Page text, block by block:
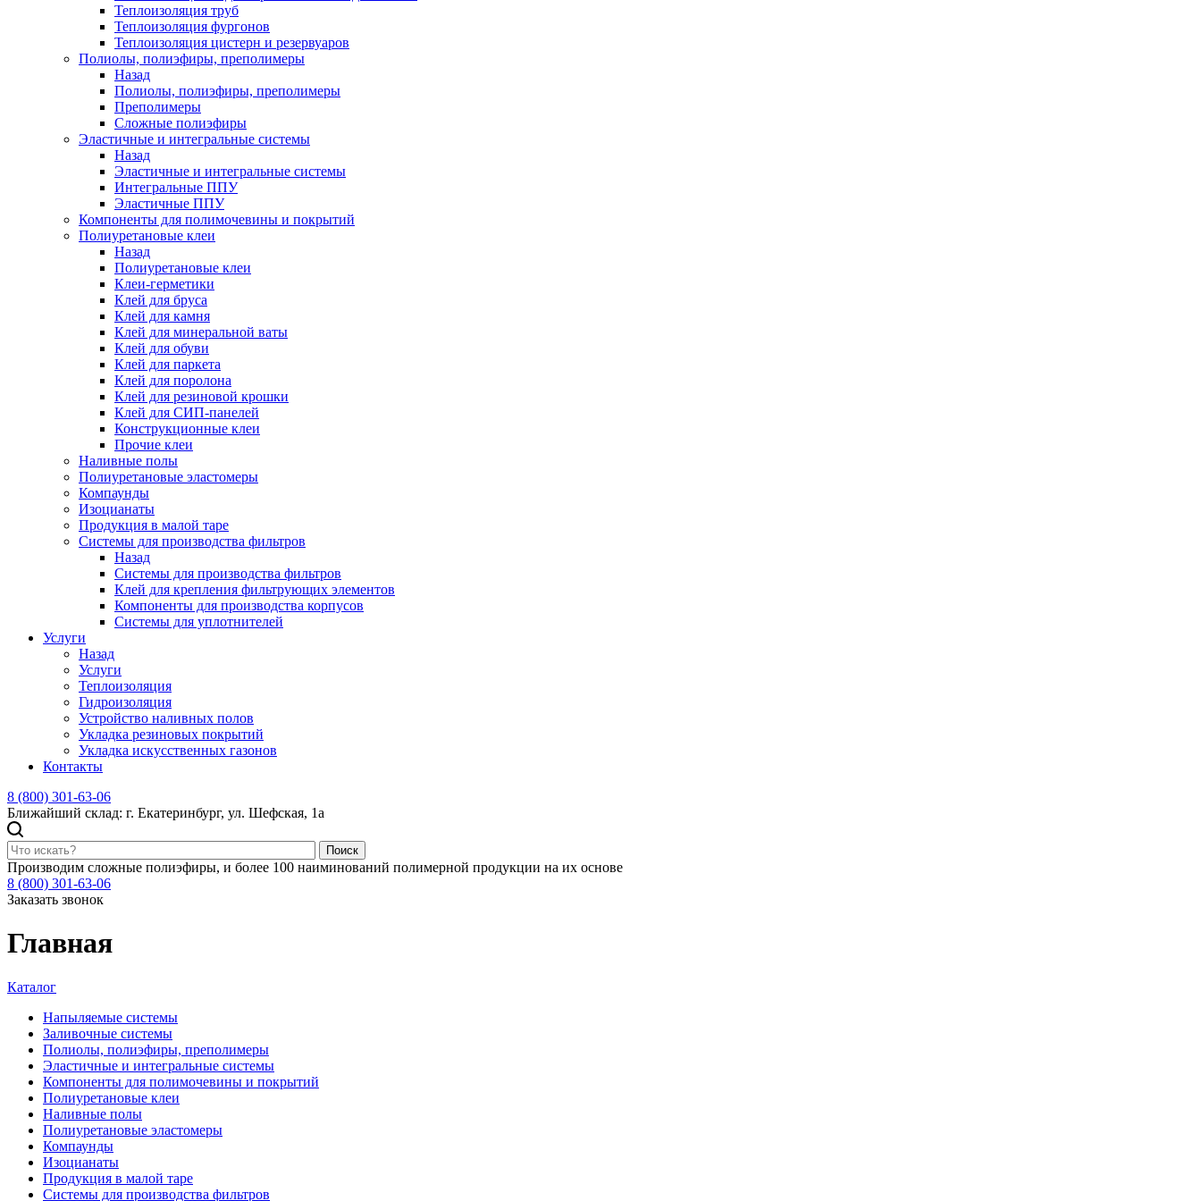
Теплоизоляция труб
Теплоизоляция фургонов
Теплоизоляция цистерн и резервуаров
Полиолы, полиэфиры, преполимеры
Назад
Полиолы, полиэфиры, преполимеры
Преполимеры
Сложные полиэфиры
Эластичные и интегральные системы
Назад
Эластичные и интегральные системы
Интегральные ППУ
Эластичные ППУ
Компоненты для полимочевины и покрытий
Полиуретановые клеи
Назад
Полиуретановые клеи
Клеи-герметики
Клей для бруса
Клей для камня
Клей для минеральной ваты
Клей для обуви
Клей для паркета
Клей для поролона
Клей для резиновой крошки
Клей для СИП-панелей
Конструкционные клеи
Прочие клеи
Наливные полы
Полиуретановые эластомеры
Компаунды
Изоцианаты
Продукция в малой таре
Системы для производства фильтров
Назад
Системы для производства фильтров
Клей для крепления фильтрующих элементов
Компоненты для производства корпусов
Системы для уплотнителей
Услуги
Назад
Услуги
Теплоизоляция
Гидроизоляция
Устройство наливных полов
Укладка резиновых покрытий
Укладка искусственных газонов
Контакты
8 (800) 301-63-06
Ближайший склад: г. Екатеринбург, ул. Шефская, 1а
Поиск
Производим сложные полиэфиры, и более 100 наиминований полимерной продукции на их основе
8 (800) 301-63-06
Заказать звонок
Главная
Каталог
Напыляемые системы
Заливочные системы
Полиолы, полиэфиры, преполимеры
Эластичные и интегральные системы
Компоненты для полимочевины и покрытий
Полиуретановые клеи
Наливные полы
Полиуретановые эластомеры
Компаунды
Изоцианаты
Продукция в малой таре
Системы для производства фильтров